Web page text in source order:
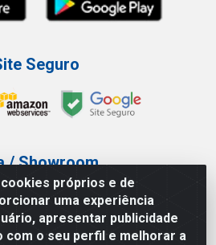
próprios e de
uma experiência
apresentar publicidade
com o seu perfil e melhorar a
Seguro
/ Showroom
(11) 3227-0546
597 - Pari - São Paulo/SP